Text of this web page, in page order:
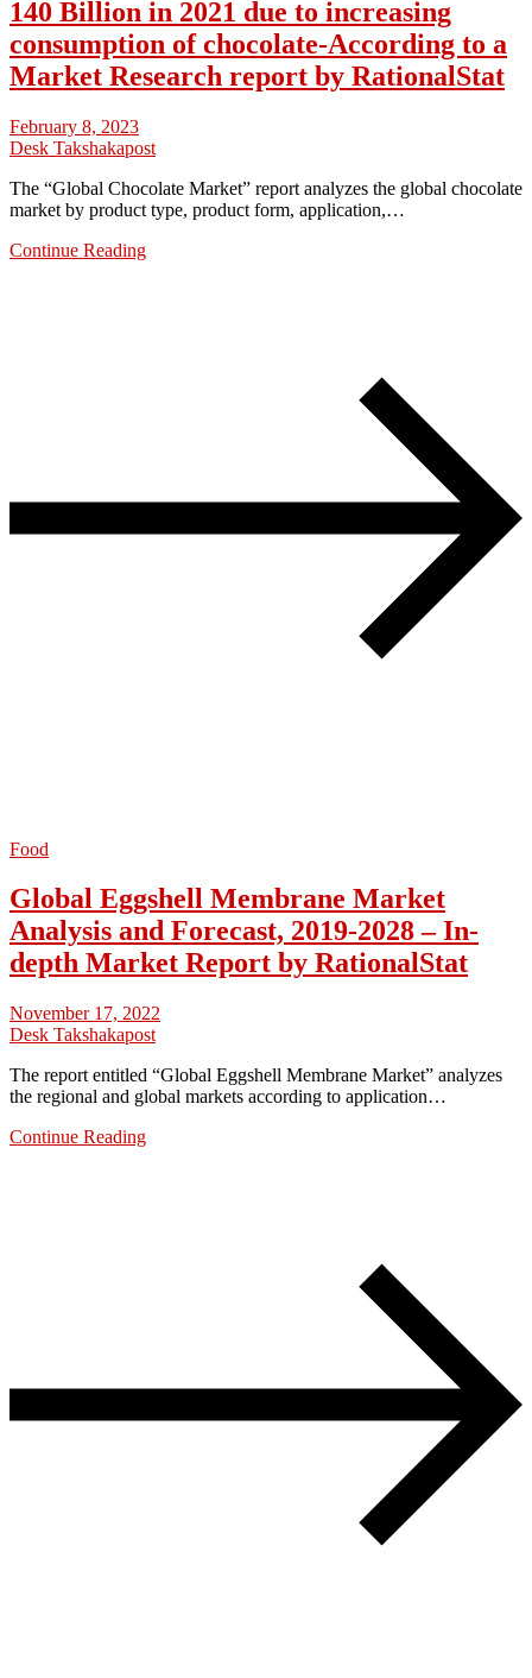
140 Billion in 2021 due to increasing
consumption of chocolate-According to a
Market Research report by RationalStat
February 8, 2023
Desk Takshakapost
The “Global Chocolate Market” report analyzes the global chocolate
market by product type, product form, application,…
Continue Reading
Food
Global Eggshell Membrane Market
Analysis and Forecast, 2019-2028 – In-
depth Market Report by RationalStat
November 17, 2022
Desk Takshakapost
The report entitled “Global Eggshell Membrane Market” analyzes
the regional and global markets according to application…
Continue Reading